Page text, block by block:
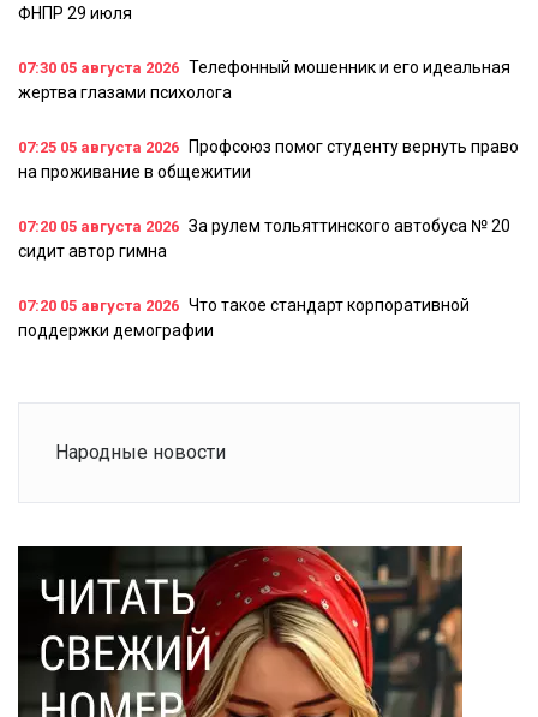
ФНПР 29 июля
07:30 05 августа 2026 Телефонный мошенник и его идеальная
жертва глазами психолога
07:25 05 августа 2026
Профсоюз помог студенту вернуть право
на проживание в общежитии
07:20 05 августа 2026 За рулем тольяттинского автобуса № 20
сидит автор гимна
07:20 05 августа 2026 Что такое стандарт корпоративной
поддержки демографии
Народные новости